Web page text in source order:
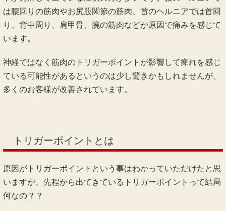
は腰回りの筋肉やお尻股関節の筋肉、首のヘルニアでは首回
り、背中周り、肩甲骨、腕の筋肉などが原因で痛みを感じて
います。
神経ではなく筋肉のトリガーポイントが影響して痺れを感じ
ている可能性があるというのは少し驚きかもしれませんが、
多くのお客様が改善されています。
トリガーポイントとは
原因がトリガーポイントという事はわかっていただけたと思
いますが、先程から出てきているトリガーポイントって結局
何なの？？